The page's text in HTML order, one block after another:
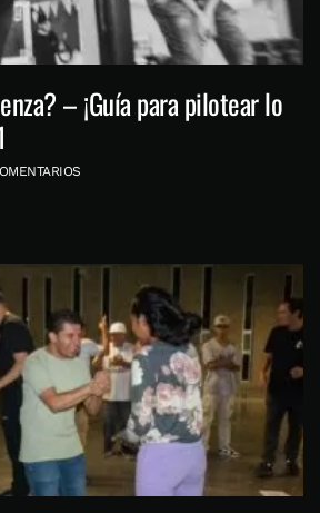
– ¡Guía para pilotear lo